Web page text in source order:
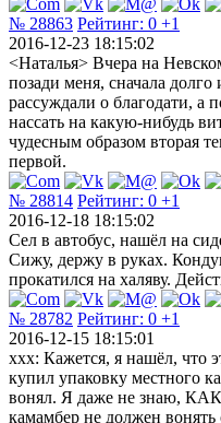
№ 28863 Рейтинг: 0 +1
2016-12-23 18:15:02
<Наталья> Вчера на
позади меня, сначала
рассуждали о благодати, а
нассать на какую-нибудь
чудесным образом вторая
первой.
№ 28814 Рейтинг: 0 +1
2016-12-18 18:15:02
Сел в автобус, нашёл на
Сижу, держу в руках.
прокатился на халяву.
№ 28782 Рейтинг: 0 +1
2016-12-15 18:15:01
xxx: Кажется, я нашёл, что
купил упаковку местного
вонял. Я даже не знаю,
камамбер не должен